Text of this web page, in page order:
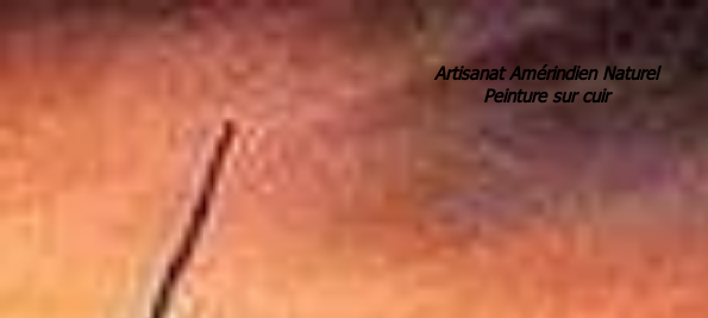
Artisanat Amérindien Naturel
Peinture sur cuir